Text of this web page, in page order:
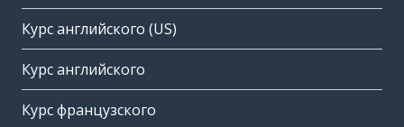
Курс английского (US)
Курс английского
Курс французского